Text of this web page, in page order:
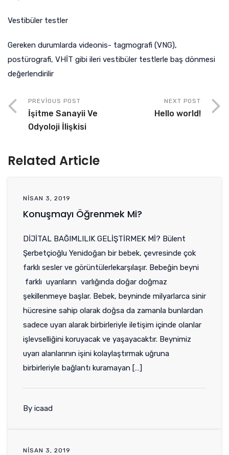
Vestibüler testler
Gereken durumlarda videonis- tagmografi (VNG),
postürografi, VHİT gibi ileri vestibüler testlerle baş dönmesi
değerlendirilir
PREVIOUS POST
İşitme Sanayii Ve
Odyoloji İlişkisi
NEXT POST
Hello world!
Related Article
NISAN 3, 2019
Konuşmayı Öğrenmek Mi?
DİJİTAL BAĞIMLILIK GELİŞTİRMEK Mİ? Bülent
Şerbetçioğlu Yenidoğan bir bebek, çevresinde çok
farklı sesler ve görüntülerlekarşılaşır. Bebeğin beyni
farklı uyarıların varlığında doğar doğmaz
şekillenmeye başlar. Bebek, beyninde milyarlarca sinir
hücresine sahip olarak doğsa da zamanla bunlardan
sadece uyarı alarak birbirleriyle iletişim içinde olanlar
işlevselliğini koruyacak ve yaşayacaktır. Beynimiz
uyarı alanlarının işini kolaylaştırmak uğruna
birbirleriyle bağlantı kuramayan […]
By icaad
NISAN 3, 2019